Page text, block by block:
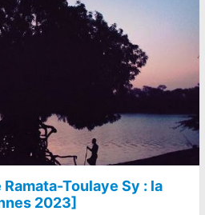
Ramata-Toulaye Sy : la
2023]